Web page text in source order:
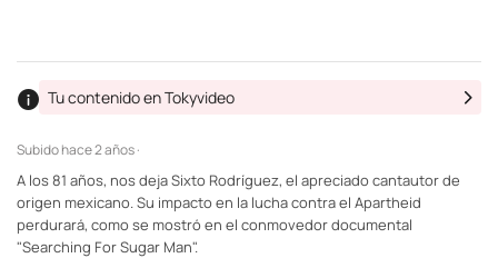
Subidohace 2 años ·
Tu contenido en Tokyvideo
A los 81 años, nos deja Sixto Rodríguez, el apreciado cantautor de
origen mexicano. Su impacto en la lucha contra el Apartheid
perdurará, como se mostró en el conmovedor documental
"Searching For Sugar Man".